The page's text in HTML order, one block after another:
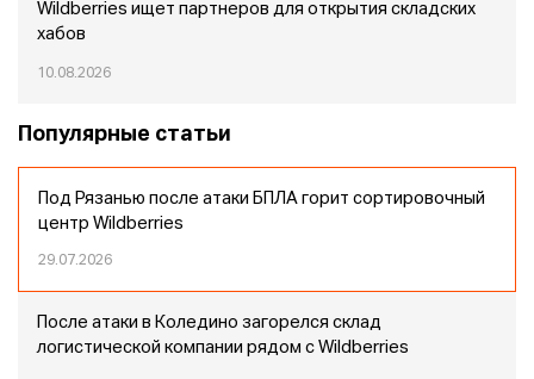
Wildberries ищет партнеров для открытия складских
хабов
10.08.2026
Популярные статьи
Под Рязанью после атаки БПЛА горит сортировочный
центр Wildberries
29.07.2026
После атаки в Коледино загорелся склад
логистической компании рядом с Wildberries